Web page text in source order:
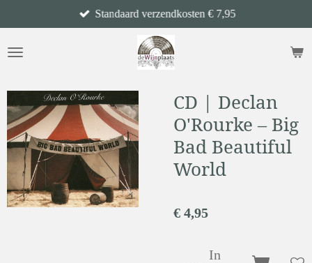
direct
naar
Standaard verzendkosten € 7,95
CD | Declan
O'Rourke – Big
Bad Beautiful
World
€ 4,95
In